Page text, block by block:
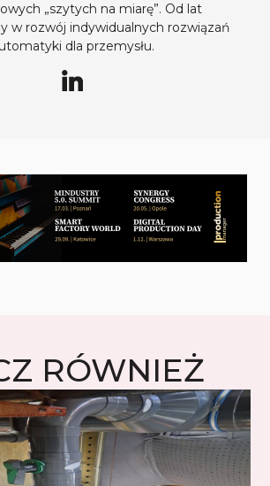
„szytych na miarę”. Od lat
w rozwój indywidualnych rozwiązań
dla przemysłu.
RÓWNIEŻ